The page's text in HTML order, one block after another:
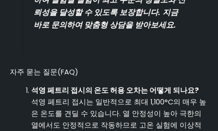
뢰성을 달성할 수 있도록 보장합니다. 지금
바로 문의하여 맞춤형 상담을 받아보세요.
자주 묻는 질문(FAQ)
석영 페트리 접시의 온도 허용 오차는 어떻게 되나요?
석영 페트리 접시는 일반적으로 최대 1,100°C의 매우 높
은 온도를 견딜 수 있습니다. 열 안정성이 높아 극한의
열에서도 안정적으로 작동하므로 고온 실험에 이상적